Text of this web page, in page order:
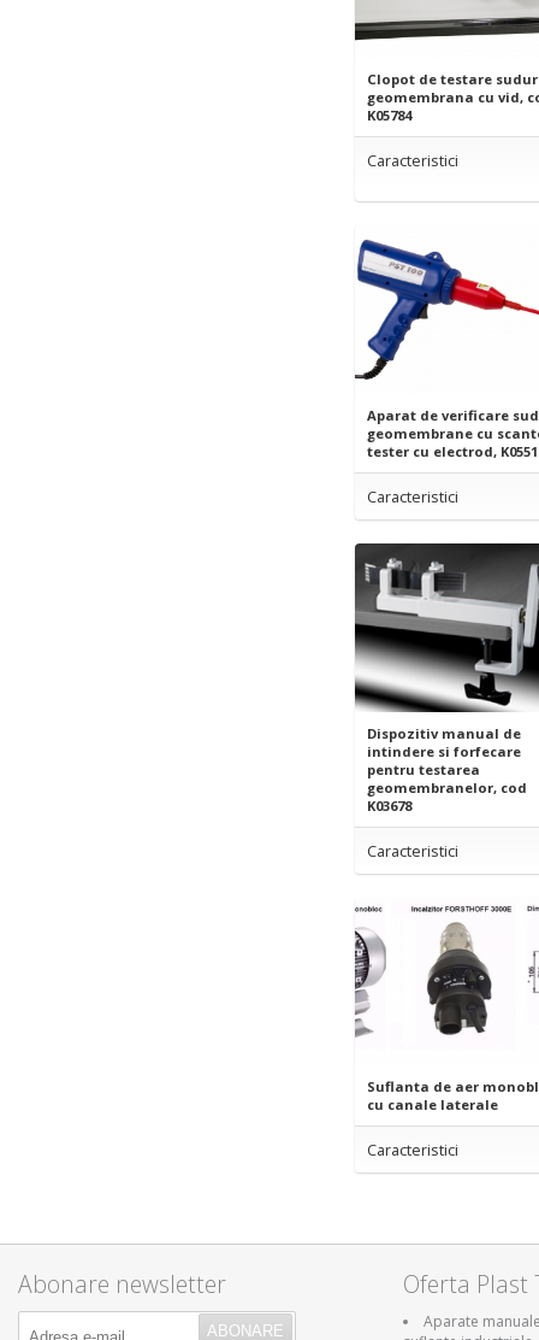
Clopot de testare
geomembrana cu vid,
K05784
Caracteristici
Aparat de verificare
geomembrane cu
tester cu electrod,
Caracteristici
Dispozitiv manual de
intindere si forfecare
pentru testarea
geomembranelor, cod
K03678
Caracteristici
Suflanta de aer
cu canale laterale
Caracteristici
Abonare newsletter Oferta Plast
Aparate